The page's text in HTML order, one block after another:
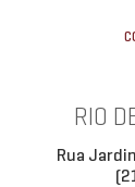
RIO
Rua